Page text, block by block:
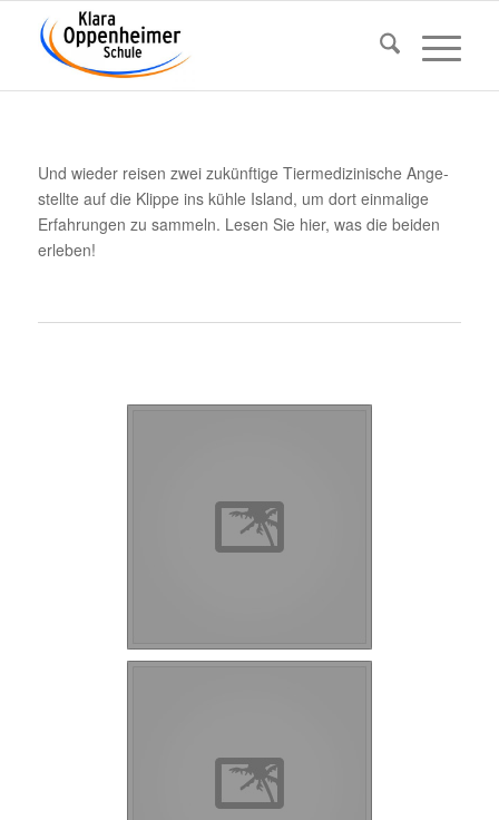
Und wieder reisen zwei zukünf­tige Tier­me­di­zi­ni­sche Ange­
stellte auf die Klippe ins kühle Island, um dort einma­lige
Erfah­rungen zu sammeln. Lesen Sie hier, was die beiden
erleben!